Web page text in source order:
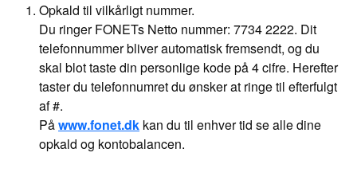
Opkald til vilkårligt nummer.
Du ringer FONETs Netto nummer: 7734 2222. Dit
telefonnummer bliver automatisk fremsendt, og du
skal blot taste din personlige kode på 4 cifre. Herefter
taster du telefonnumret du ønsker at ringe til efterfulgt
af #.
Påwww.fonet.dk kan du til enhver tid se alle dine
opkald og kontobalancen.